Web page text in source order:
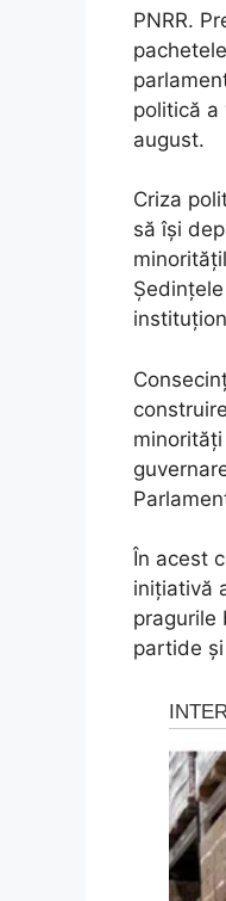
PNRR.
politică a
august.
Criza
să își
În acest
inițiativă
pragurile
partide